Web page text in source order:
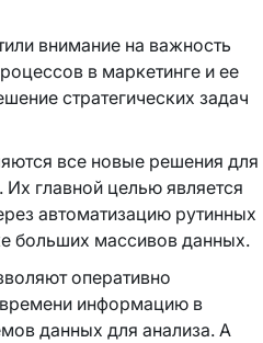
внимание на важность
в маркетинге и ее
стратегических задач
все новые решения для
Их главной целью является
автоматизацию рутинных
больших массивов данных.
оперативно
информацию в
данных для анализа. А